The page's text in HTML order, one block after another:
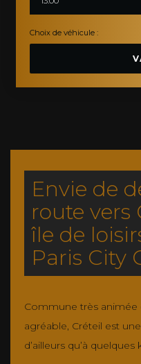
Choix de véhicule :
Envie de
route vers
île de
Paris City
Commune très animée
agréable, Créteil est
d’ailleurs qu’à